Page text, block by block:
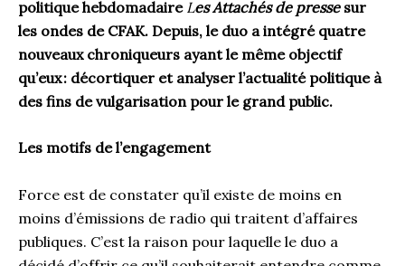
politique hebdomadaire Les Attachés de presse sur
les ondes de CFAK. Depuis, le duo a intégré quatre
nouveaux chroniqueurs ayant le même objectif
qu’eux: décortiquer et analyser l’actualité politique à
des fins de vulgarisation pour le grand public.
Les motifs de l’engagement
Force est de constater qu’il existe de moins en
moins d’émissions de radio qui traitent d’affaires
publiques. C’est la raison pour laquelle le duo a